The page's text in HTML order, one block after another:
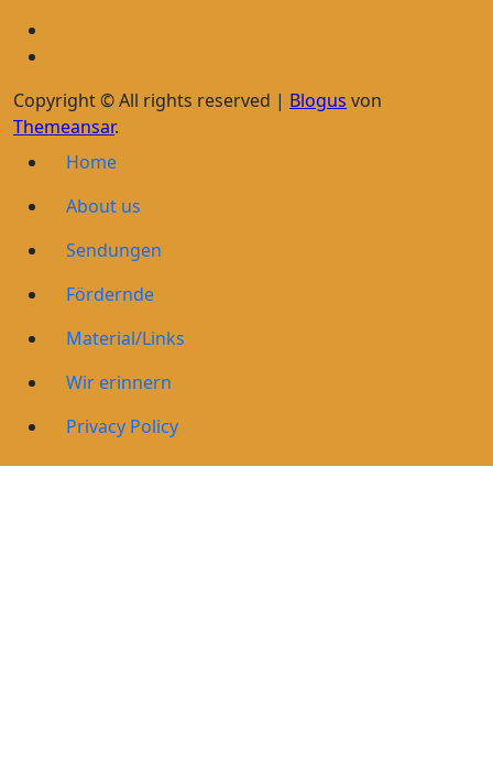
Copyright © All rights reserved | Blogus von
Themeansar.
Home
About us
Sendungen
Fördernde
Material/Links
Wir erinnern
Privacy Policy